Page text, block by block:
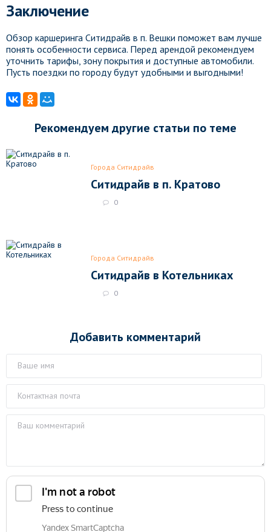
Заключение
Обзор каршеринга Ситидрайв в п. Вешки поможет вам лучше
понять особенности сервиса. Перед арендой рекомендуем
уточнить тарифы, зону покрытия и доступные автомобили.
Пусть поездки по городу будут удобными и выгодными!
Рекомендуем другие статьи по теме
Города Ситидрайв
Ситидрайв в п. Кратово
0
Города Ситидрайв
Ситидрайв в Котельниках
0
Добавить комментарий